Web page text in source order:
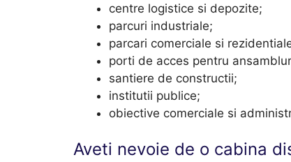
centre logistice si depozite;
parcuri industriale;
parcari comerciale si
porti de acces pentru
santiere de constructii;
institutii publice;
obiective comerciale si
Aveti nevoie de o cabina